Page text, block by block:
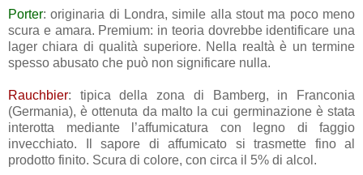
Porter: originaria di Londra, simile alla stout ma poco meno
scura e amara. Premium: in teoria dovrebbe identificare una
lager chiara di qualità superiore. Nella realtà è un termine
spesso abusato che può non significare nulla.
Rauchbier: tipica della zona di Bamberg, in Franconia
(Germania), è ottenuta da malto la cui germinazione è stata
interotta mediante l’affumicatura con legno di faggio
invecchiato. Il sapore di affumicato si trasmette fino al
prodotto finito. Scura di colore, con circa il 5% di alcol.